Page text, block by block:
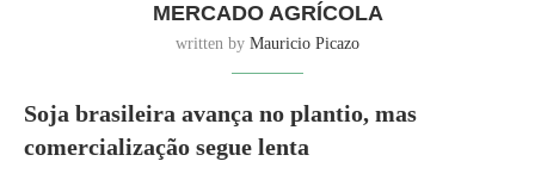
MERCADO AGRÍCOLA
written by Mauricio Picazo
Soja brasileira avança no plantio, mas
comercialização segue lenta